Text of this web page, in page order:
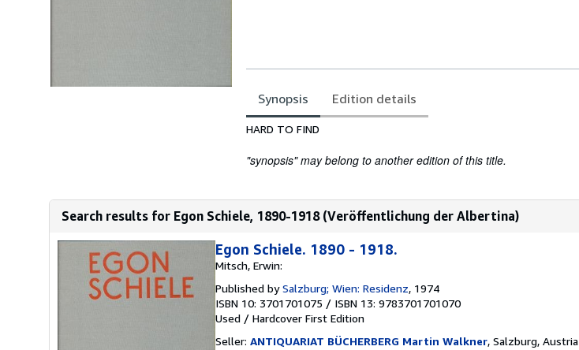
Synopsis Edition details
Synopsis
HARD TO FIND
"synopsis" may belong to another edition of this title.
Search results for Egon Schiele, 1890-1918 (Veröffentlichung der Albertina)
Egon Schiele. 1890 - 1918.
Mitsch, Erwin:
Published bySalzburg; Wien: Residenz, 1974
ISBN 10: 3701701075 / ISBN 13: 9783701701070
Used / Hardcover First Edition
Seller: ANTIQUARIAT BÜCHERBERG Martin Walkner, Salzburg, Austria